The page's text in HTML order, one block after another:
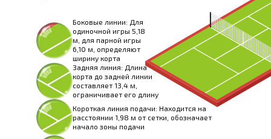
Боковые линии: Для
одиночной игры 5,18
м, для парной игры
6,10 м, определяют
ширину корта
Задняя линия: Длина
корта до задней линии
составляет 13,4 м,
ограничивает его длину
Короткая линия подачи: Находится на
расстоянии 1,98 м от сетки, обозначает
начало зоны подачи